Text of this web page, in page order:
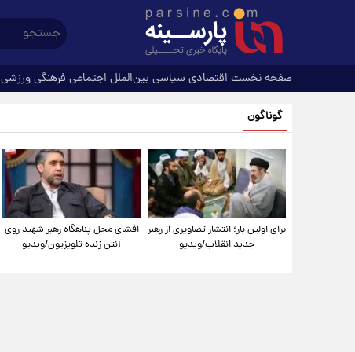
صفحه نخست اقتصادی سیاسی بین‌الملل اجتماعی فرهنگیورزشی
گوناگون
برای اولین بار؛ انتشار تصاویری از رهبر
جدید انقلاب/ویدیو
افشای محل پناهگاه‌ رهبر شهید روی
آنتن زنده تلویزیون/ویدیو